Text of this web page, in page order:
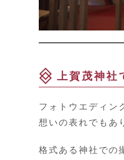
上賀茂神社
フォトウエディン
想いの表れでもあ
格式ある神社での